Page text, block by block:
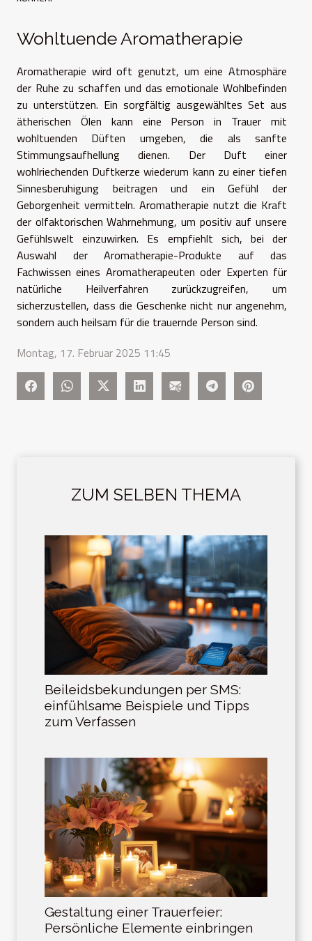
Wohltuende Aromatherapie
Aromatherapie wird oft genutzt, um eine Atmosphäre
der Ruhe zu schaffen und das emotionale Wohlbefinden
zu unterstützen. Ein sorgfältig ausgewähltes Set aus
ätherischen Ölen kann eine Person in Trauer mit
wohltuenden Düften umgeben, die als sanfte
Stimmungsaufhellung dienen. Der Duft einer
wohlriechenden Duftkerze wiederum kann zu einer tiefen
Sinnesberuhigung beitragen und ein Gefühl der
Geborgenheit vermitteln. Aromatherapie nutzt die Kraft
der olfaktorischen Wahrnehmung, um positiv auf unsere
Gefühlswelt einzuwirken. Es empfiehlt sich, bei der
Auswahl der Aromatherapie-Produkte auf das
Fachwissen eines Aromatherapeuten oder Experten für
natürliche Heilverfahren zurückzugreifen, um
sicherzustellen, dass die Geschenke nicht nur angenehm,
sondern auch heilsam für die trauernde Person sind.
Montag, 17. Februar 2025 11:45
ZUM SELBEN THEMA
Beileidsbekundungen per SMS:
einfühlsame Beispiele und Tipps
zum Verfassen
Gestaltung einer Trauerfeier:
Persönliche Elemente einbringen